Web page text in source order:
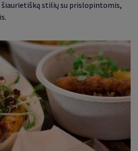
stilių su prislopintomis,